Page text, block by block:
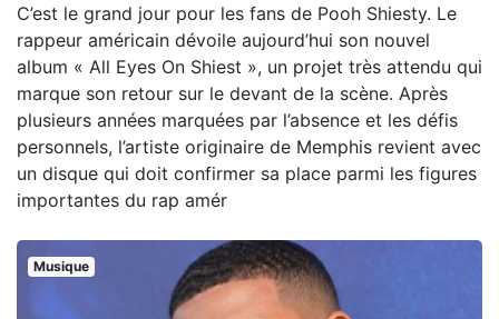
C’est le grand jour pour les fans de Pooh Shiesty. Le
rappeur américain dévoile aujourd’hui son nouvel
album « All Eyes On Shiest », un projet très attendu qui
marque son retour sur le devant de la scène. Après
plusieurs années marquées par l’absence et les défis
personnels, l’artiste originaire de Memphis revient avec
un disque qui doit confirmer sa place parmi les figures
importantes du rap amér
Musique